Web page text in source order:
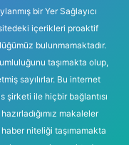
bir Yer Sağlayıcı
içerikleri proaktif
bulunmamaktadır.
taşımakta olup,
sayılırlar. Bu internet
şirketi ile hiçbir bağlantısı
makaleler
niteliği taşımamakta